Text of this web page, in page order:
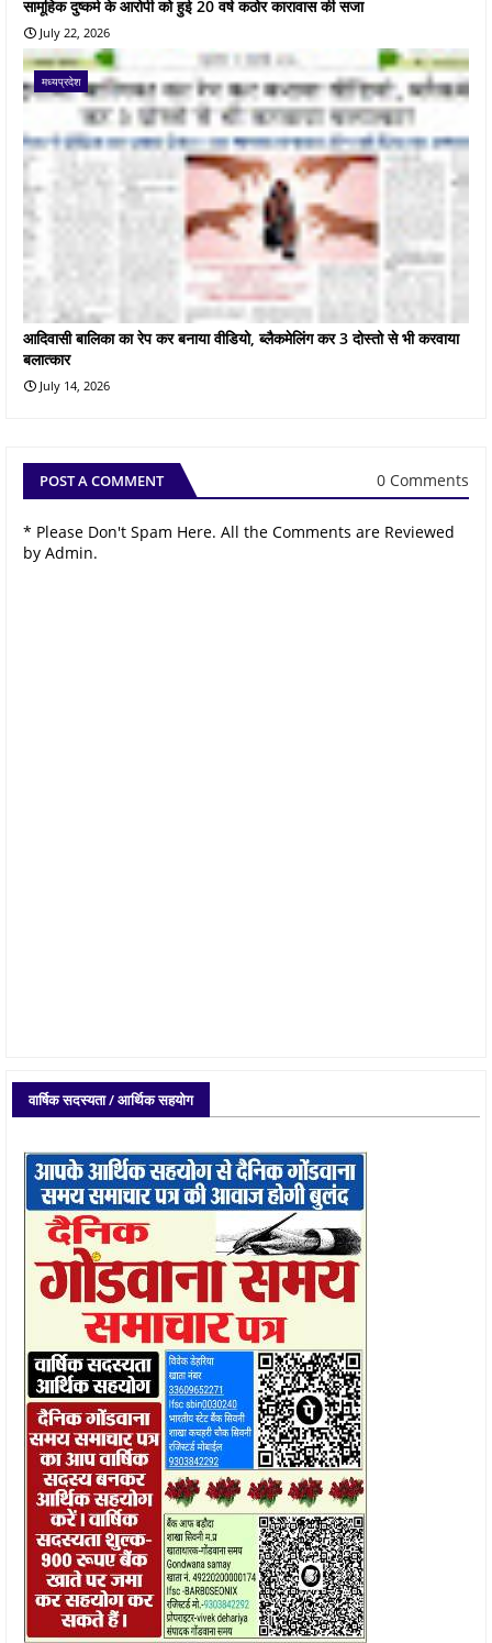
सामूहिक दुष्कर्म के आरोपी को हुई 20 वर्ष कठोर कारावास की सजा
July 22, 2026
मध्यप्रदेश
आदिवासी बालिका का रेप कर बनाया वीडियो, ब्लैकमेलिंग कर 3 दोस्तो से भी करवाया
बलात्कार
July 14, 2026
POST A COMMENT 0 Comments
* Please Don't Spam Here. All the Comments are Reviewed
by Admin.
वार्षिक सदस्यता / आर्थिक सहयोग